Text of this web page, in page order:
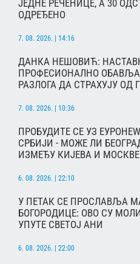
ЈЕДНЕ РЕЧЕНИЦЕ, А 30
ОДРЕЂЕНО
7. 08. 2026. | 14:16
ДАНКА НЕШОВИЋ:
ПРОФЕСИОНАЛНО
РАЗЛОГА ДА СТРАХУЈУ ОД
7. 08. 2026. | 10:36
ПРОБУДИТЕ СЕ УЗ
СРБИЈИ - МОЖЕ ЛИ
ИЗМЕЂУ КИЈЕВА И
6. 08. 2026. | 22:10
У ПЕТАК СЕ ПРОСЛАВЉА
БОГОРОДИЦЕ: ОВО СУ
УПУТЕ СВЕТОЈ АНИ
6. 08. 2026. | 22:00